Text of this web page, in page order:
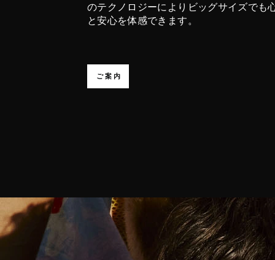
のテクノロジーによりビッグサイズでも
と安心を体感できます。
ご案内